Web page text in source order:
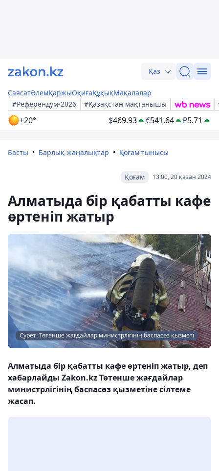
Қаз
СаясатӘлемҚаржыОқиғаҚұқықМақалалар
#Референдум-2026
#Қазақстан мақтанышы
+20° $469.93 €541.64 ₽5.71
Басты Барлық жаңалықтар Қоғам тынысы
13:00, 20 қазан 2024
Қоғам
Алматыда бір қабатты кафе
өртеніп жатыр
Сурет: Төтенше жағдайлар министрлігінің баспасөз қызметі
Алматыда бір қабатты кафе өртеніп жатыр, деп
хабарлайды Zakon.kz Төтенше жағдайлар
министрлігінің баспасөз қызметіне сілтеме
жасап.